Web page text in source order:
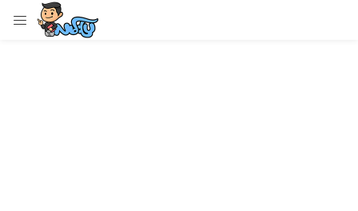
LOGIN